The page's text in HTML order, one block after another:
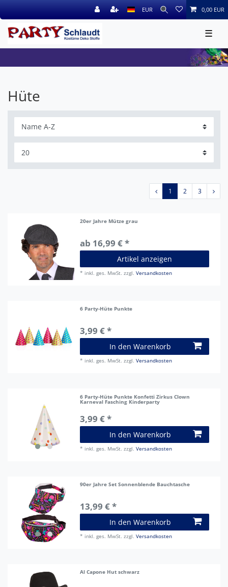
EUR 0,00 EUR
☰
Hüte
1 2 3
20er Jahre Mütze grau
ab 16,99 € *
Artikel anzeigen
* inkl. ges. MwSt. zzgl.Versandkosten
6 Party-Hüte Punkte
3,99 € *
In den Warenkorb
* inkl. ges. MwSt. zzgl.Versandkosten
6 Party-Hüte Punkte Konfetti Zirkus Clown
Karneval Fasching Kinderparty
3,99 € *
In den Warenkorb
* inkl. ges. MwSt. zzgl.Versandkosten
90er Jahre Set Sonnenblende Bauchtasche
13,99 € *
In den Warenkorb
* inkl. ges. MwSt. zzgl.Versandkosten
Al Capone Hut schwarz